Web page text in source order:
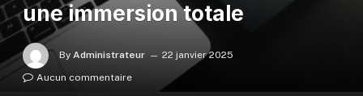
une immersion totale
By Administrateur
22 janvier 2025
Aucun commentaire